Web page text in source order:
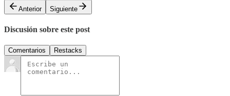
Anterior
Siguiente
Discusión sobre este post
Comentarios Restacks